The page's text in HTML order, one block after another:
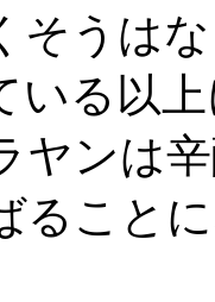
うは
る以
ンは
ること